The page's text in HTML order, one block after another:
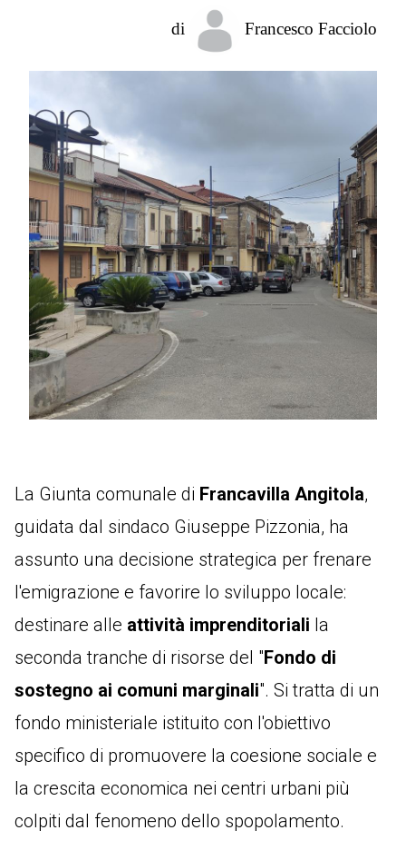
di Francesco Facciolo
La Giunta comunale di Francavilla Angitola,
guidata dal sindaco Giuseppe Pizzonia, ha
assunto una decisione strategica per frenare
l'emigrazione e favorire lo sviluppo locale:
destinare alle attività imprenditoriali la
seconda tranche di risorse del "Fondo di
sostegno ai comuni marginali". Si tratta di un
fondo ministeriale istituito con l'obiettivo
specifico di promuovere la coesione sociale e
la crescita economica nei centri urbani più
colpiti dal fenomeno dello spopolamento.